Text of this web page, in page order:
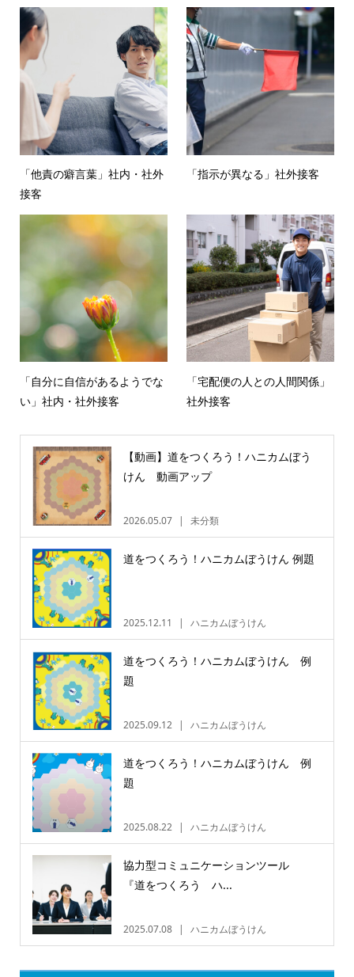
「他責の癖言葉」社内・社外
接客
「指示が異なる」社外接客
「自分に自信があるようでな
い」社内・社外接客
「宅配便の人との人間関係」
社外接客
【動画】道をつくろう！ハニカムぼう
けん 動画アップ
2026.05.07 未分類
道をつくろう！ハニカムぼうけん 例題
2025.12.11 ハニカムぼうけん
道をつくろう！ハニカムぼうけん 例
題
2025.09.12 ハニカムぼうけん
道をつくろう！ハニカムぼうけん 例
題
2025.08.22 ハニカムぼうけん
協力型コミュニケーションツール
『道をつくろう ハ...
2025.07.08 ハニカムぼうけん